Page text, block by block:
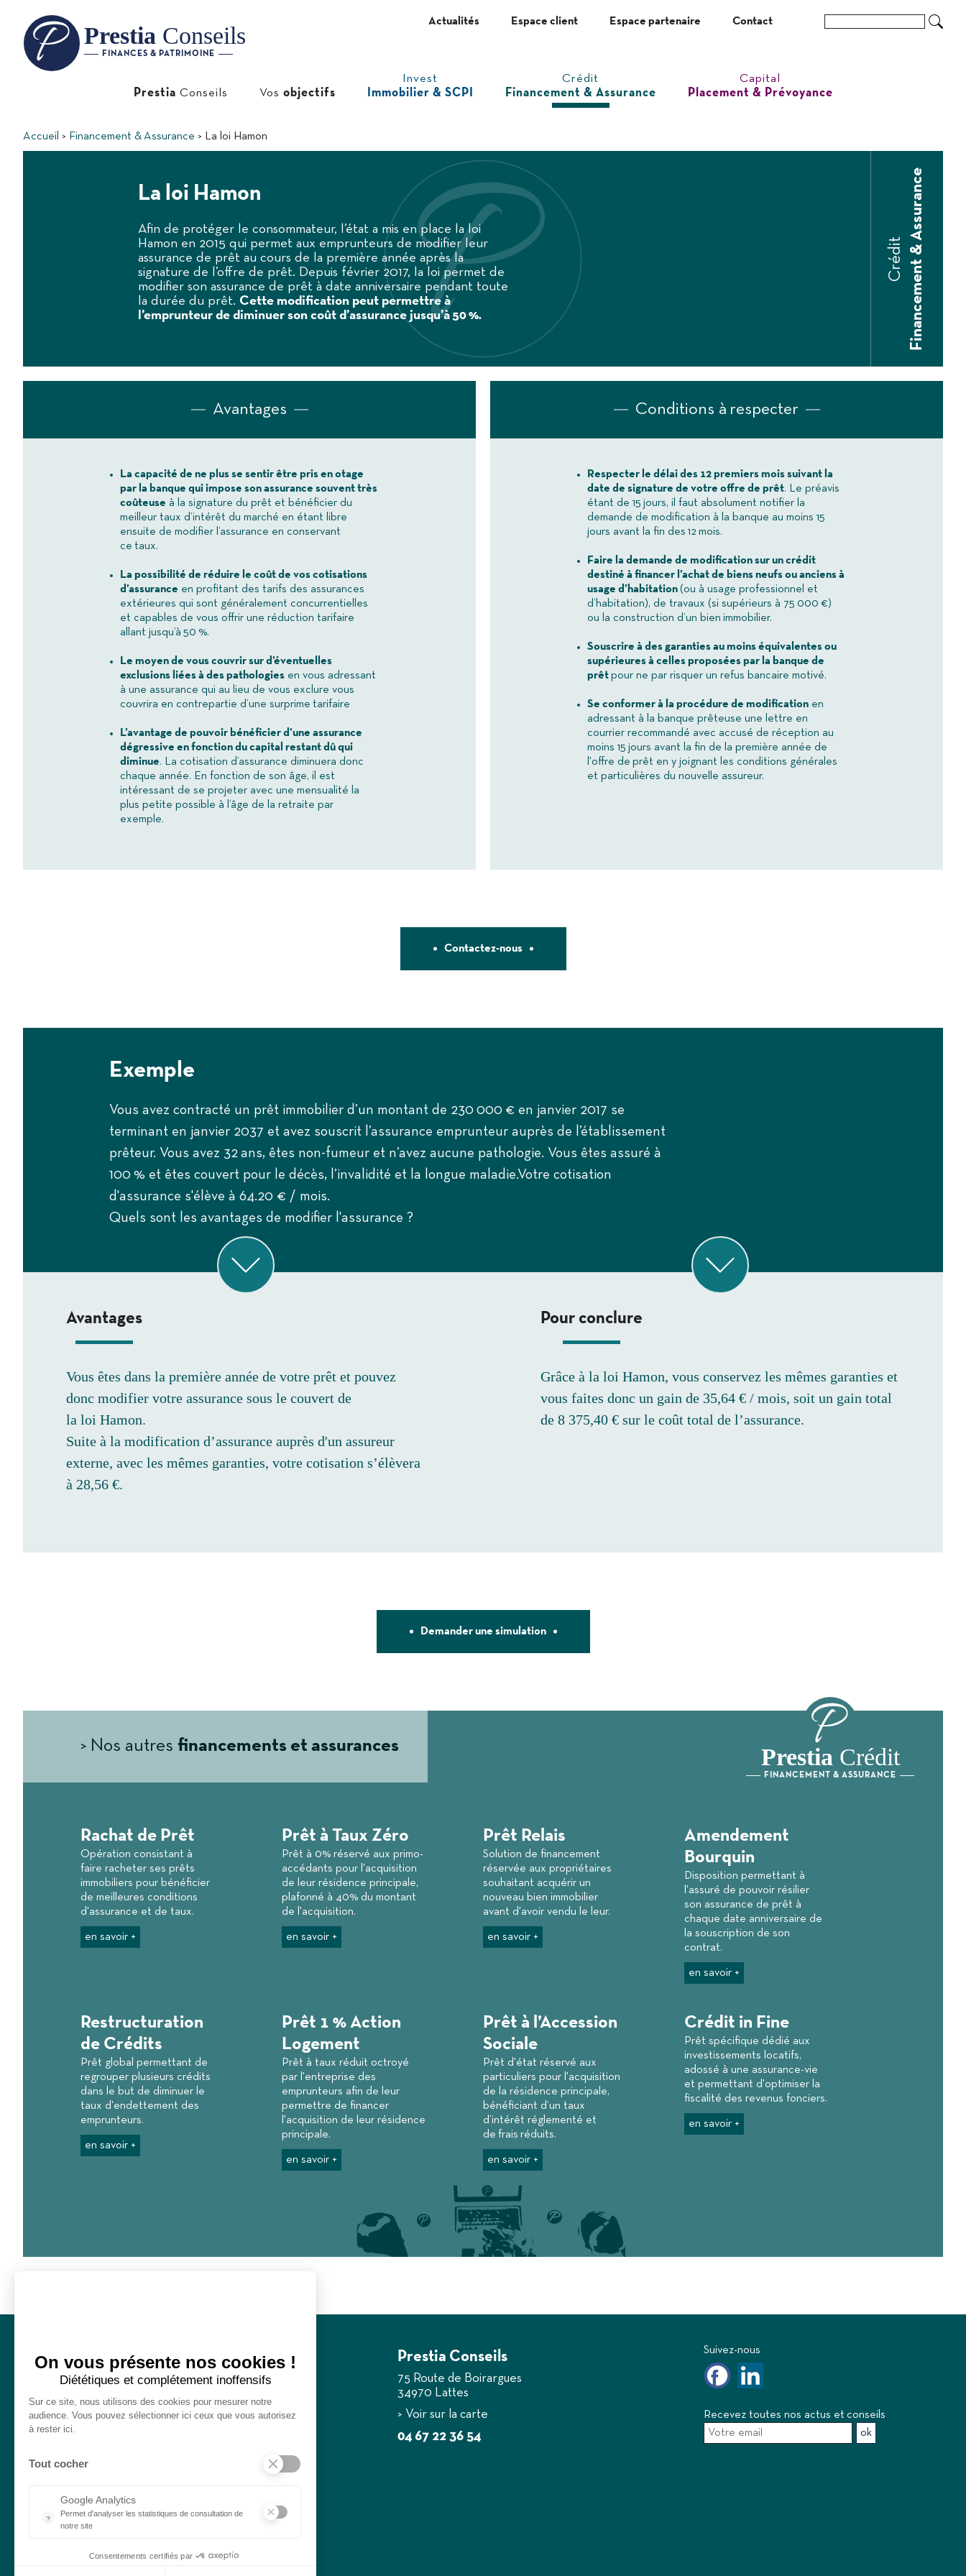
Prestia Conseils
FINANCES & PATRIMOINE
Actualités Espace client Espace partenaire Contact
Prestia Conseils Vos objectifs
Invest
Immobilier & SCPI
Crédit
Financement & Assurance
Capital
Placement & Prévoyance
Accueil Financement & Assurance La loi Hamon
Crédit Financement & Assurance
La loi Hamon
Afin de protéger le consommateur, l’état a mis en place la loi
Hamon en 2015 qui permet aux emprunteurs de modifier leur
assurance de prêt au cours de la première année après la
signature de l’offre de prêt. Depuis février 2017, la loi permet de
modifier son assurance de prêt à date anniversaire pendant toute
la durée du prêt. Cette modification peut permettre à
l’emprunteur de diminuer son coût d’assurance jusqu’à 50 %.
Avantages
La capacité de ne plus se sentir être pris en otage
par la banque qui impose son assurance souvent très
coûteuse à la signature du prêt et bénéficier du
meilleur taux d’intérêt du marché en étant libre
ensuite de modifier l’assurance en conservant
ce taux.
La possibilité de réduire le coût de vos cotisations
d’assurance en profitant des tarifs des assurances
extérieures qui sont généralement concurrentielles
et capables de vous offrir une réduction tarifaire
allant jusqu’à 50 %.
Le moyen de vous couvrir sur d’éventuelles
exclusions liées à des pathologies en vous adressant
à une assurance qui au lieu de vous exclure vous
couvrira en contrepartie d’une surprime tarifaire
L’avantage de pouvoir bénéficier d’une assurance
dégressive en fonction du capital restant dû qui
diminue. La cotisation d’assurance diminuera donc
chaque année. En fonction de son âge, il est
intéressant de se projeter avec une mensualité la
plus petite possible à l’âge de la retraite par
exemple.
Conditions à respecter
Respecter le délai des 12 premiers mois suivant la
date de signature de votre offre de prêt. Le préavis
étant de 15 jours, il faut absolument notifier la
demande de modification à la banque au moins 15
jours avant la fin des 12 mois.
Faire la demande de modification sur un crédit
destiné à financer l’achat de biens neufs ou anciens à
usage d’habitation (ou à usage professionnel et
d’habitation), de travaux (si supérieurs à 75 000 €)
ou la construction d’un bien immobilier.
Souscrire à des garanties au moins équivalentes ou
supérieures à celles proposées par la banque de
prêt pour ne par risquer un refus bancaire motivé.
Se conformer à la procédure de modification en
adressant à la banque prêteuse une lettre en
courrier recommandé avec accusé de réception au
moins 15 jours avant la fin de la première année de
l'offre de prêt en y joignant les conditions générales
et particulières du nouvelle assureur.
Contactez-nous
Exemple
Vous avez contracté un prêt immobilier d’un montant de 230 000 € en janvier 2017 se
terminant en janvier 2037 et avez souscrit l’assurance emprunteur auprès de l’établissement
prêteur. Vous avez 32 ans, êtes non-fumeur et n’avez aucune pathologie. Vous êtes assuré à
100 % et êtes couvert pour le décès, l’invalidité et la longue maladie.Votre cotisation
d'assurance s'élève à 64.20 € / mois.
Quels sont les avantages de modifier l'assurance ?
Avantages
Vous êtes dans la première année de votre prêt et pouvez
donc modifier votre assurance sous le couvert de
la loi Hamon.
Suite à la modification d’assurance auprès d'un assureur
externe, avec les mêmes garanties, votre cotisation s’élèvera
à 28,56 €.
Pour conclure
Grâce à la loi Hamon, vous conservez les mêmes garanties et
vous faites donc un gain de 35,64 € / mois, soit un gain total
de 8 375,40 € sur le coût total de l’assurance.
Demander une simulation
Prestia Crédit
FINANCEMENT & ASSURANCE
> Nos autres financements et assurances
Rachat de Prêt
Opération consistant à
faire racheter ses prêts
immobiliers pour bénéficier
de meilleures conditions
d'assurance et de taux.
en savoir +
Prêt à Taux Zéro
Prêt à 0% réservé aux primo-
accédants pour l'acquisition
de leur résidence principale,
plafonné à 40% du montant
de l'acquisition.
en savoir +
Prêt Relais
Solution de financement
réservée aux propriétaires
souhaitant acquérir un
nouveau bien immobilier
avant d'avoir vendu le leur.
en savoir +
Amendement
Bourquin
Disposition permettant à
l'assuré de pouvoir résilier
son assurance de prêt à
chaque date anniversaire de
la souscription de son
contrat.
en savoir +
Restructuration
de Crédits
Prêt global permettant de
regrouper plusieurs crédits
dans le but de diminuer le
taux d'endettement des
emprunteurs.
en savoir +
Prêt 1 % Action
Logement
Prêt à taux réduit octroyé
par l'entreprise des
emprunteurs afin de leur
permettre de financer
l'acquisition de leur résidence
principale.
en savoir +
Prêt à l’Accession
Sociale
Prêt d'état réservé aux
particuliers pour l'acquisition
de la résidence principale,
bénéficiant d’un taux
d’intérêt réglementé et
de frais réduits.
en savoir +
Crédit in Fine
Prêt spécifique dédié aux
investissements locatifs,
adossé à une assurance-vie
et permettant d'optimiser la
fiscalité des revenus fonciers.
en savoir +
Prestia Conseils
Immobilier & SCPI
Espace client
Espace partenaire
Prestia Conseils
75 Route de Boirargues
34970 Lattes
Voir sur la carte
04 67 22 36 54
Suivez-nous
Recevez toutes nos actus et conseils
ok
On vous présente nos cookies !
Diététiques et complétement inoffensifs
Sur ce site, nous utilisons des cookies pour mesurer notre
audience. Vous pouvez sélectionner ici ceux que vous autorisez
à rester ici.
Tout cocher
?
Google Analytics
Permet d'analyser les statistiques de consultation de
notre site
Consentements certifiés par